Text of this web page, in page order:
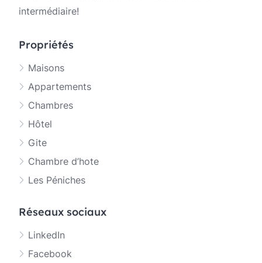
intermédiaire!
Propriétés
Maisons
Appartements
Chambres
Hôtel
Gite
Chambre d’hote
Les Péniches
Réseaux sociaux
LinkedIn
Facebook